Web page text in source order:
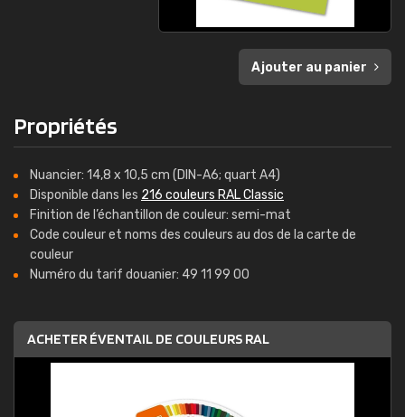
Ajouter au panier
Propriétés
Nuancier: 14,8 x 10,5 cm (DIN-A6; quart A4)
Disponible dans les 216 couleurs RAL Classic
Finition de l’échantillon de couleur: semi-mat
Code couleur et noms des couleurs au dos de la carte de
couleur
Numéro du tarif douanier: 49 11 99 00
ACHETER ÉVENTAIL DE COULEURS RAL